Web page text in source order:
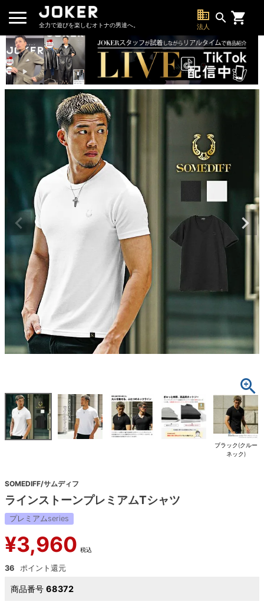
全力で遊びを楽しむオトナの男達へ。
business
法人
search
ブラック(クルー
ネック)
SOMEDIFF/サムディフ
ラインストーンプレミアムTシャツ
プレミアムseries
¥3,960 税込
36
商品番号 68372